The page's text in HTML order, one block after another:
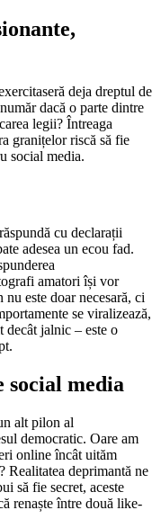
deja dreptul de
dacă o parte dintre
legii? Întreaga
granițelor riscă să fie
social media.
cu declarații
adesea un ecou fad.
amatori își vor
este doar necesară, ci
se viralizează,
decât jalnic – este o
social media
alt pilon al
democratic. Oare am
online încât uităm
Realitatea deprimantă ne
să fie secret, aceste
renaște între două like-